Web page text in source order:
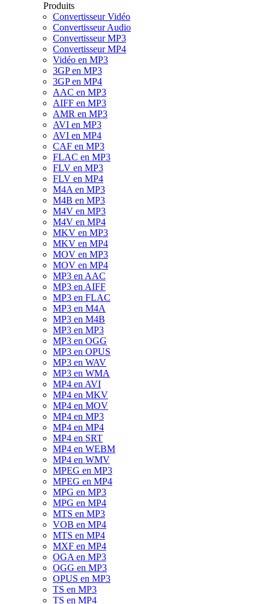
Produits
Convertisseur Vidéo
Convertisseur Audio
Convertisseur MP3
Convertisseur MP4
Vidéo en MP3
3GP en MP3
3GP en MP4
AAC en MP3
AIFF en MP3
AMR en MP3
AVI en MP3
AVI en MP4
CAF en MP3
FLAC en MP3
FLV en MP3
FLV en MP4
M4A en MP3
M4B en MP3
M4V en MP3
M4V en MP4
MKV en MP3
MKV en MP4
MOV en MP3
MOV en MP4
MP3 en AAC
MP3 en AIFF
MP3 en FLAC
MP3 en M4A
MP3 en M4B
MP3 en MP3
MP3 en OGG
MP3 en OPUS
MP3 en WAV
MP3 en WMA
MP4 en AVI
MP4 en MKV
MP4 en MOV
MP4 en MP3
MP4 en MP4
MP4 en SRT
MP4 en WEBM
MP4 en WMV
MPEG en MP3
MPEG en MP4
MPG en MP3
MPG en MP4
MTS en MP3
VOB en MP4
MTS en MP4
MXF en MP4
OGA en MP3
OGG en MP3
OPUS en MP3
TS en MP3
TS en MP4